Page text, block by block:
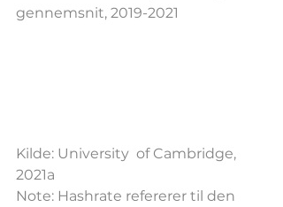
gennemsnit, 2019-2021
Kilde: University  of Cambridge,
2021a
Note: Hashrate refererer til den